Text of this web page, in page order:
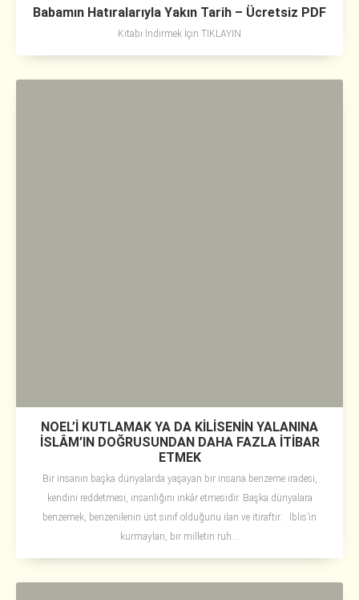
Babamın Hatıralarıyla Yakın Tarih – Ücretsiz PDF
Kitabı İndirmek İçin TIKLAYIN
NOEL’İ KUTLAMAK YA DA KİLİSENİN YALANINA
İSLÂM’IN DOĞRUSUNDAN DAHA FAZLA İTİBAR
ETMEK
Bir insanın başka dünyalarda yaşayan bir insana benzeme iradesi,
kendini reddetmesi, insanlığını inkâr etmesidir. Başka dünyalara
benzemek, benzenilenin üst sınıf olduğunu ilan ve itiraftır. İblis’in
kurmayları, bir milletin ruh...